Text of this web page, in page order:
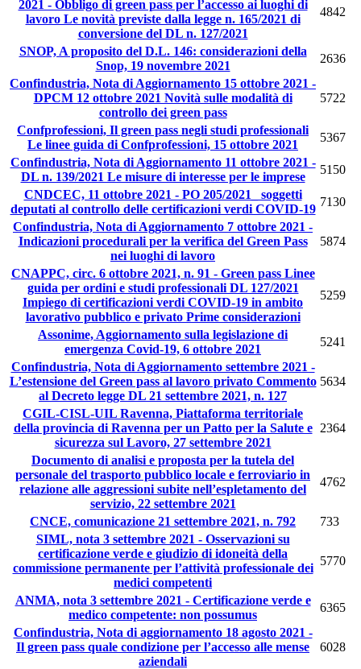
2021 - Obbligo di green pass per l’accesso ai luoghi di
lavoro Le novità previste dalla legge n. 165/2021 di
conversione del DL n. 127/2021
4842
SNOP, A proposito del D.L. 146: considerazioni della
Snop, 19 novembre 2021
2636
Confindustria, Nota di Aggiornamento 15 ottobre 2021 -
DPCM 12 ottobre 2021 Novità sulle modalità di
controllo dei green pass
5722
Confprofessioni, Il green pass negli studi professionali
Le linee guida di Confprofessioni, 15 ottobre 2021
5367
Confindustria, Nota di Aggiornamento 11 ottobre 2021 -
DL n. 139/2021 Le misure di interesse per le imprese
5150
CNDCEC, 11 ottobre 2021 - PO 205/2021_ soggetti
deputati al controllo delle certificazioni verdi COVID-19
7130
Confindustria, Nota di Aggiornamento 7 ottobre 2021 -
Indicazioni procedurali per la verifica del Green Pass
nei luoghi di lavoro
5874
CNAPPC, circ. 6 ottobre 2021, n. 91 - Green pass Linee
guida per ordini e studi professionali DL 127/2021
Impiego di certificazioni verdi COVID-19 in ambito
lavorativo pubblico e privato Prime considerazioni
5259
Assonime, Aggiornamento sulla legislazione di
emergenza Covid-19, 6 ottobre 2021
5241
Confindustria, Nota di Aggiornamento settembre 2021 -
L’estensione del Green pass al lavoro privato Commento
al Decreto legge DL 21 settembre 2021, n. 127
5634
CGIL-CISL-UIL Ravenna, Piattaforma territoriale
della provincia di Ravenna per un Patto per la Salute e
sicurezza sul Lavoro, 27 settembre 2021
2364
Documento di analisi e proposta per la tutela del
personale del trasporto pubblico locale e ferroviario in
relazione alle aggressioni subite nell’espletamento del
servizio, 22 settembre 2021
4762
CNCE, comunicazione 21 settembre 2021, n. 792
733
SIML, nota 3 settembre 2021 - Osservazioni su
certificazione verde e giudizio di idoneità della
commissione permanente per l’attività professionale dei
medici competenti
5770
ANMA, nota 3 settembre 2021 - Certificazione verde e
medico competente: non possumus
6365
Confindustria, Nota di aggiornamento 18 agosto 2021 -
Il green pass quale condizione per l’accesso alle mense
aziendali
6028